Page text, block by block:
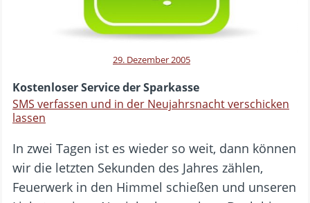
29. Dezember 2005
Kostenloser Service der Sparkasse
SMS verfassen und in der Neujahrsnacht verschicken
lassen
In zwei Tagen ist es wieder so weit, dann können
wir die letzten Sekunden des Jahres zählen,
Feuerwerk in den Himmel schießen und unseren